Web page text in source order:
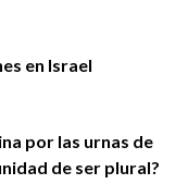
en Israel
por las urnas de
de ser plural?